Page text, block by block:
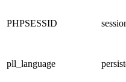
PHPSESSID
pll_language